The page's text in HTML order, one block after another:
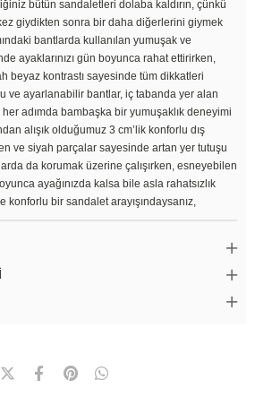
bütün sandaletleri dolaba kaldırın, çünkü
giydikten sonra bir daha diğerlerini giymek
bantlarda kullanılan yumuşak ve
ayaklarınızı gün boyunca rahat ettirirken,
beyaz kontrastı sayesinde tüm dikkatleri
ve ayarlanabilir bantlar, iç tabanda yer alan
adımda bambaşka bir yumuşaklık deneyimi
alışık olduğumuz 3 cm’lik konforlu dış
ve siyah parçalar sayesinde artan yer tutuşu
da korumak üzerine çalışırken, esneyebilen
ayağınızda kalsa bile asla rahatsızlık
konforlu bir sandalet arayışındaysanız,